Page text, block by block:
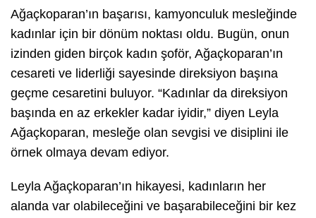
Ağaçkoparan’ın başarısı, kamyonculuk mesleğinde
kadınlar için bir dönüm noktası oldu. Bugün, onun
izinden giden birçok kadın şoför, Ağaçkoparan’ın
cesareti ve liderliği sayesinde direksiyon başına
geçme cesaretini buluyor. “Kadınlar da direksiyon
başında en az erkekler kadar iyidir,” diyen Leyla
Ağaçkoparan, mesleğe olan sevgisi ve disiplini ile
örnek olmaya devam ediyor.
Leyla Ağaçkoparan’ın hikayesi, kadınların her
alanda var olabileceğini ve başarabileceğini bir kez